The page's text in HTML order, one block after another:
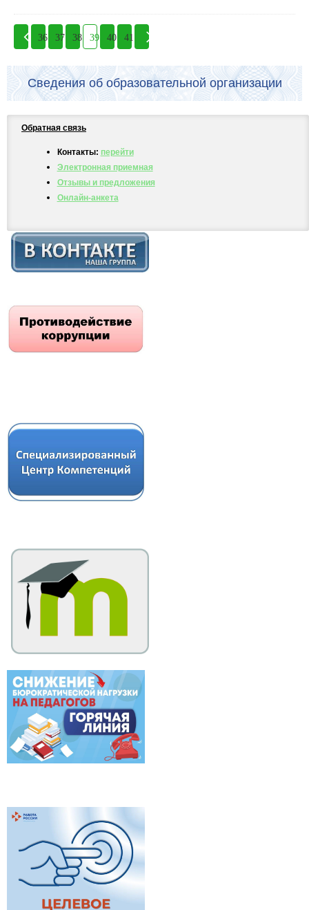
36 37 38 39 40 41
Сведения об образовательной организации
Обратная связь
Контакты: перейти
Электронная приемная
Отзывы и предложения
Онлайн-анкета